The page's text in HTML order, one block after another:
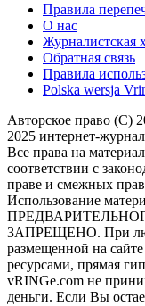
Правила
О нас
Журналистская
Обратная связь
Правила
Polska wersja
Авторское право (С)
2025 интернет-
Все права на
соответствии с
праве и смежных
Использование
ПРЕДВАРИТЕЛЬНОГО
ЗАПРЕЩЕНО. При
размещенной на
ресурсами, прямая
vRINGe.com не
деньги. Если Вы